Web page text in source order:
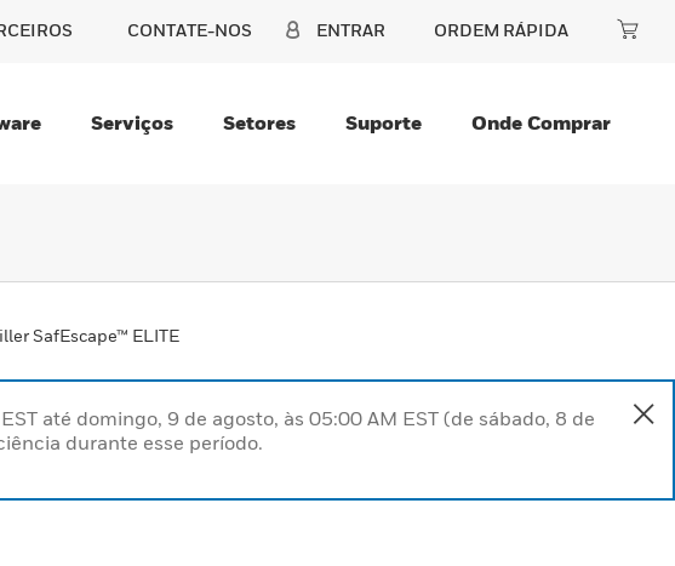
CONTATE-NOS ENTRAR ORDEM RÁPIDA
Serviços Setores Suporte Onde Comprar
SafEscape™ ELITE
até domingo, 9 de agosto, às 05:00 AM EST (de sábado, 8 de
durante esse período.